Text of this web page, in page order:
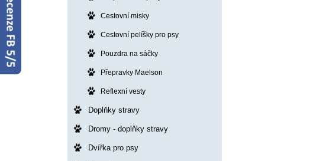
Cestovní misky
Cestovní pelíšky pro psy
Pouzdra na sáčky
Přepravky Maelson
Reflexní vesty
Doplňky stravy
Dromy - doplňky stravy
Dvířka pro psy